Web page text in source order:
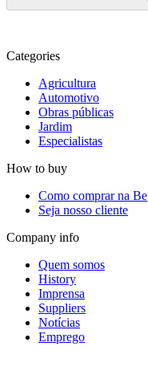
Categories
Agricultura
Automotivo
Obras públicas
Jardim
Especialistas
How to buy
Como comprar na
Seja nosso cliente
Company info
Quem somos
History
Imprensa
Suppliers
Notícias
Emprego